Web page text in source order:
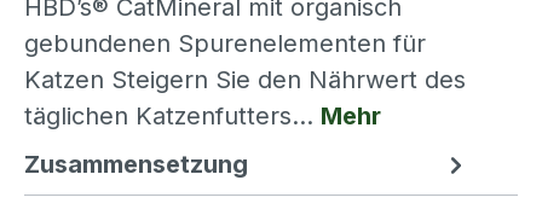
HBD’s® CatMineral mit organisch
gebundenen Spurenelementen für
Katzen Steigern Sie den Nährwert des
täglichen Katzenfutters… Mehr
Zusammensetzung